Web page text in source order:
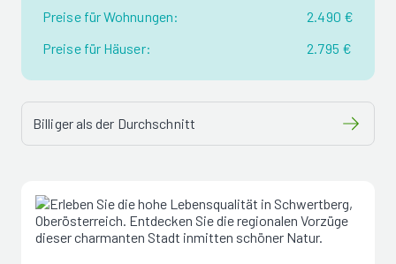
Preise für Wohnungen:
2.490 €
Preise für Häuser:
2.795 €
Billiger als der Durchschnitt